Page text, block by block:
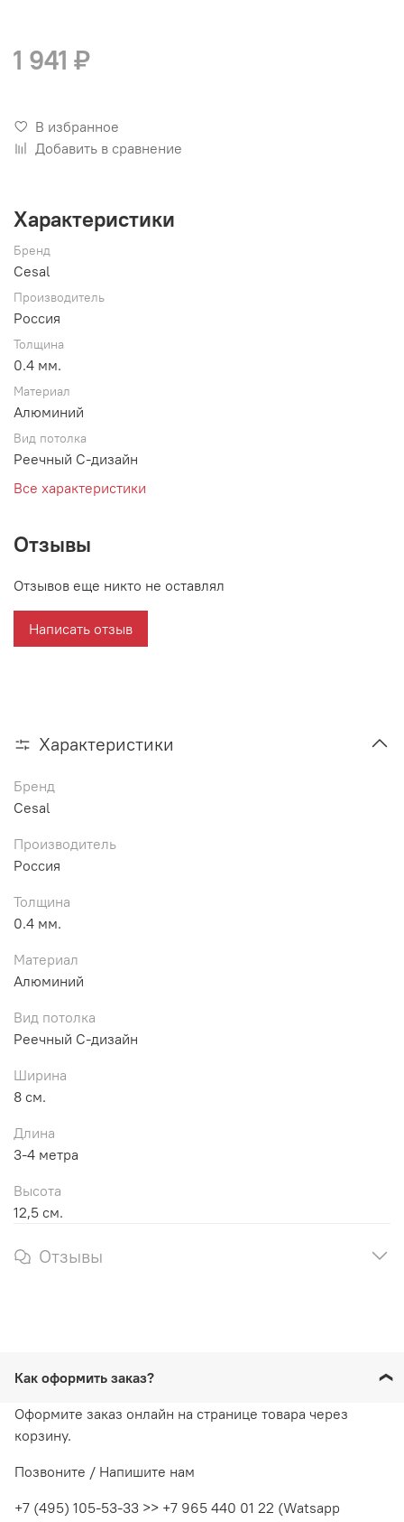
1 941 ₽
В избранное
Добавить в сравнение
Характеристики
Бренд
Cesal
Производитель
Россия
Толщина
0.4 мм.
Материал
Алюминий
Вид потолка
Реечный С-дизайн
Все характеристики
Отзывы
Отзывов еще никто не оставлял
Написать отзыв
Характеристики
Бренд
Cesal
Производитель
Россия
Толщина
0.4 мм.
Материал
Алюминий
Вид потолка
Реечный С-дизайн
Ширина
8 см.
Длина
3-4 метра
Высота
12,5 см.
Отзывы
Как оформить заказ?
Оформите заказ онлайн на странице товара через
корзину.
Позвоните / Напишите нам
+7 (495) 105-53-33 >> +7 965 440 01 22 (Watsapp